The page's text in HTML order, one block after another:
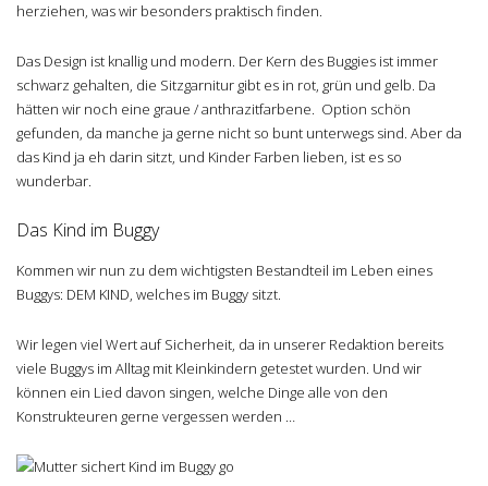
herziehen, was wir besonders praktisch finden.
Das Design ist knallig und modern. Der Kern des Buggies ist immer
schwarz gehalten, die Sitzgarnitur gibt es in rot, grün und gelb. Da
hätten wir noch eine graue / anthrazitfarbene. Option schön
gefunden, da manche ja gerne nicht so bunt unterwegs sind. Aber da
das Kind ja eh darin sitzt, und Kinder Farben lieben, ist es so
wunderbar.
Das Kind im Buggy
Kommen wir nun zu dem wichtigsten Bestandteil im Leben eines
Buggys: DEM KIND, welches im Buggy sitzt.
Wir legen viel Wert auf Sicherheit, da in unserer Redaktion bereits
viele Buggys im Alltag mit Kleinkindern getestet wurden. Und wir
können ein Lied davon singen, welche Dinge alle von den
Konstrukteuren gerne vergessen werden …